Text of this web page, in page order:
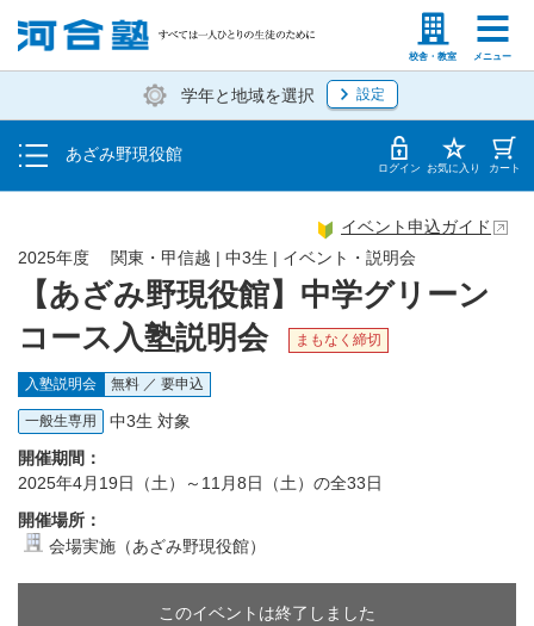
校舎・教室 メニュー
塾生の方 高等学校の先生
学年と地域を選択 設定
あざみ野現役館
トップ
地図・アクセス ログイン お気に入り カート
【あざみ野現役館】中学グリーン
コース入塾説明会
まもなく締切
2025年度 関東・甲信越 | 中3生 | イベント・説明会
イベント申込ガイド
入塾説明会 無料 ／ 要申込
一般生専用
中3生 対象
開催期間：
2025年4月19日（土）～11月8日（土）の全33日
開催場所：
会場実施（あざみ野現役館）
このイベントは終了しました